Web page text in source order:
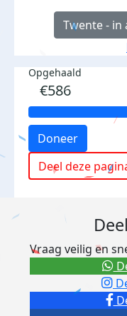
Twente - in
Opgehaald
€586
Doneer
Deel deze
Vraag veilig en